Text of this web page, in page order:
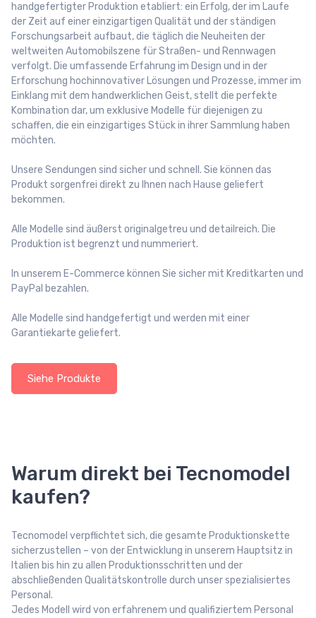
handgefertigter Produktion etabliert: ein Erfolg, der im Laufe
der Zeit auf einer einzigartigen Qualität und der ständigen
Forschungsarbeit aufbaut, die täglich die Neuheiten der
weltweiten Automobilszene für Straßen- und Rennwagen
verfolgt. Die umfassende Erfahrung im Design und in der
Erforschung hochinnovativer Lösungen und Prozesse, immer im
Einklang mit dem handwerklichen Geist, stellt die perfekte
Kombination dar, um exklusive Modelle für diejenigen zu
schaffen, die ein einzigartiges Stück in ihrer Sammlung haben
möchten.
Unsere Sendungen sind sicher und schnell. Sie können das
Produkt sorgenfrei direkt zu Ihnen nach Hause geliefert
bekommen.
Alle Modelle sind äußerst originalgetreu und detailreich. Die
Produktion ist begrenzt und nummeriert.
In unserem E-Commerce können Sie sicher mit Kreditkarten und
PayPal bezahlen.
Alle Modelle sind handgefertigt und werden mit einer
Garantiekarte geliefert.
Siehe Produkte
Warum direkt bei Tecnomodel
kaufen?
Tecnomodel verpflichtet sich, die gesamte Produktionskette
sicherzustellen – von der Entwicklung in unserem Hauptsitz in
Italien bis hin zu allen Produktionsschritten und der
abschließenden Qualitätskontrolle durch unser spezialisiertes
Personal.
Jedes Modell wird von erfahrenem und qualifiziertem Personal